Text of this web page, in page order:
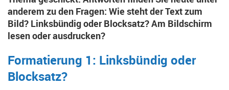
anderem zu den Fragen: Wie steht der Text zum
Bild? Linksbündig oder Blocksatz? Am Bildschirm
lesen oder ausdrucken?
Formatierung 1: Linksbündig oder
Blocksatz?